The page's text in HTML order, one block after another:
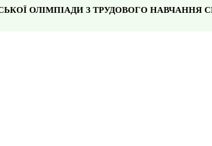
ОЛІМПІАДИ З ТРУДОВОГО